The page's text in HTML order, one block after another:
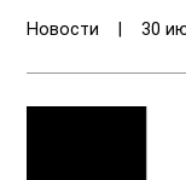
Новости 30